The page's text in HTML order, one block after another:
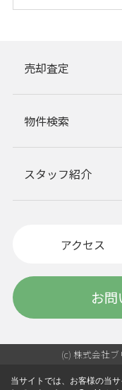
売却査定
物件検索
スタッフ紹介
アクセス
お
(c) 株式会社ブ
当サイトでは、お客様の当